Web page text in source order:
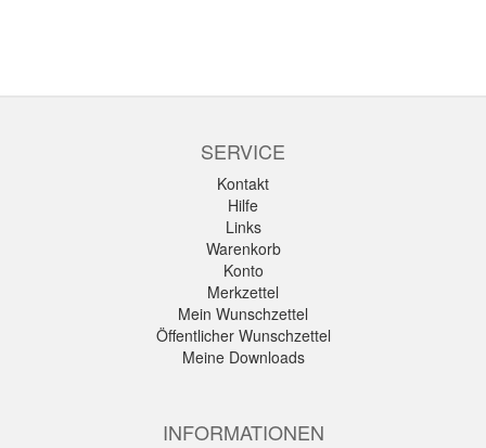
SERVICE
Kontakt
Hilfe
Links
Warenkorb
Konto
Merkzettel
Mein Wunschzettel
Öffentlicher Wunschzettel
Meine Downloads
INFORMATIONEN